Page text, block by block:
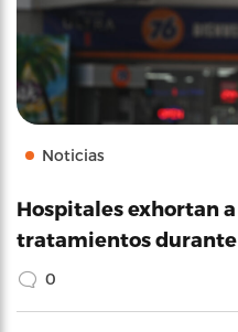
Noticias
Hospitales exhortan
tratamientos
0